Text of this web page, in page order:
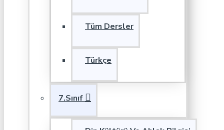
Tüm Dersler
Türkçe
7.Sınıf